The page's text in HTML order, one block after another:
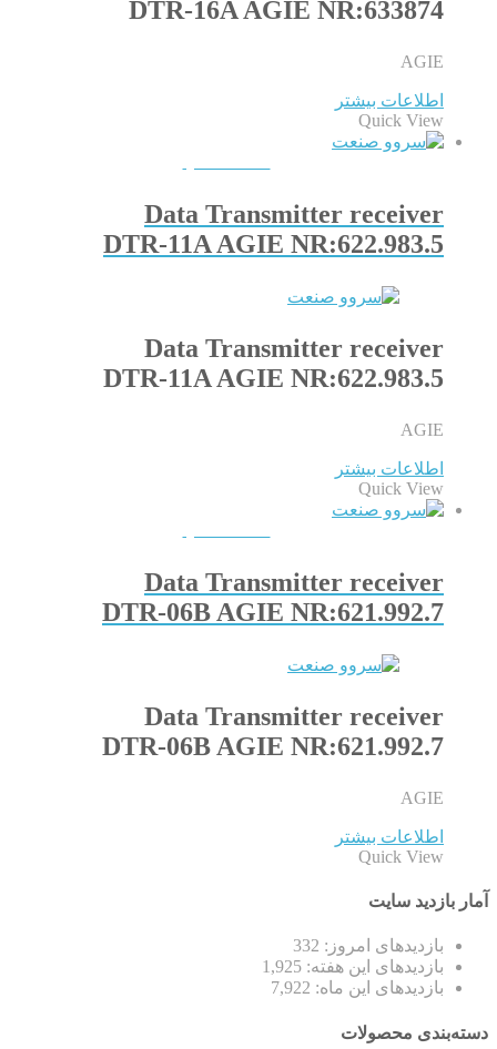
DTR-16A AGIE NR:633874
AGIE
اطلاعات بیشتر
Quick View
Data Transmitter receiver
DTR-11A AGIE NR:622.983.5
Data Transmitter receiver
DTR-11A AGIE NR:622.983.5
AGIE
اطلاعات بیشتر
Quick View
Data Transmitter receiver
DTR-06B AGIE NR:621.992.7
Data Transmitter receiver
DTR-06B AGIE NR:621.992.7
AGIE
اطلاعات بیشتر
Quick View
آمار بازدید سایت
بازدیدهای امروز: 332
بازدیدهای این هفته: 1,925
بازدیدهای این ماه: 7,922
دسته‌بندی محصولات